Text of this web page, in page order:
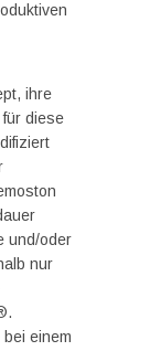
ihre
diese
und/oder
nur
einem